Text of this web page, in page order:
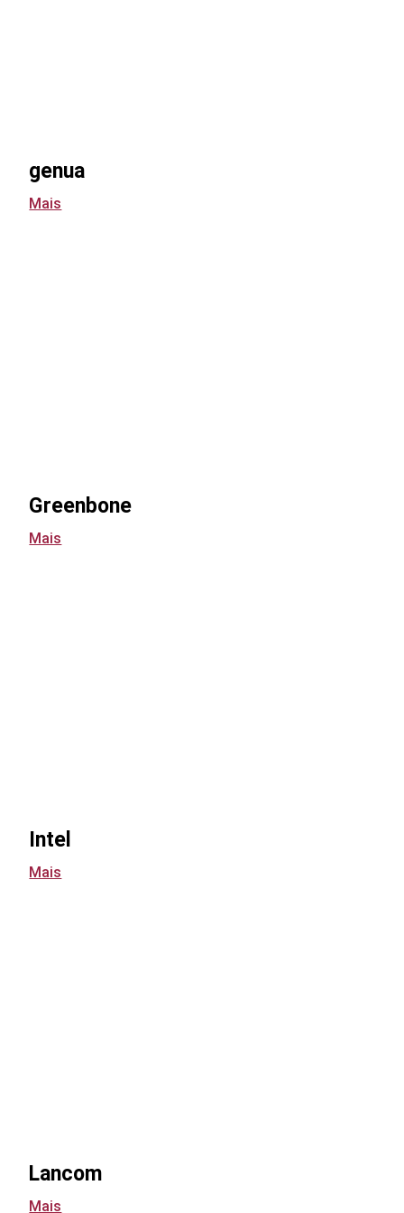
genua
Mais
Greenbone
Mais
Intel
Mais
Lancom
Mais